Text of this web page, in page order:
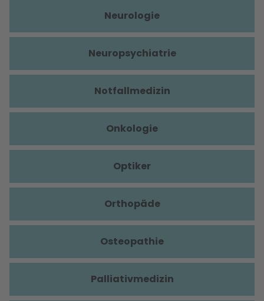
Neurologie
Neuropsychiatrie
Notfallmedizin
Onkologie
Optiker
Orthopäde
Osteopathie
Palliativmedizin